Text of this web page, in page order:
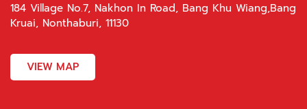
184 Village No.7, Nakhon In Road, Bang Khu Wiang,Bang
Kruai, Nonthaburi, 11130
VIEW MAP